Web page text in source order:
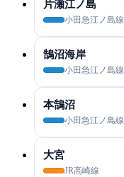
片瀬江ノ島
小田急江ノ島線
鵠沼海岸
小田急江ノ島線
本鵠沼
小田急江ノ島線
大宮
JR高崎線